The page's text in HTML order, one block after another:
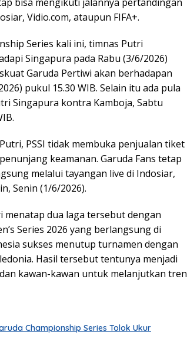
Vidio.com, ataupun FIFA+.
Series kali ini, timnas Putri
Singapura pada Rabu (3/6/2026)
Garuda Pertiwi akan berhadapan
pukul 15.30 WIB. Selain itu ada pula
Singapura kontra Kamboja, Sabtu
PSSI tidak membuka penjualan tiket
keamanan. Garuda Fans tetap
melalui tayangan live di Indosiar,
Senin (1/6/2026).
menatap dua laga tersebut dengan
Series 2026 yang berlangsung di
sukses menutup turnamen dengan
Hasil tersebut tentunya menjadi
kawan-kawan untuk melanjutkan tren
Championship Series Tolok Ukur